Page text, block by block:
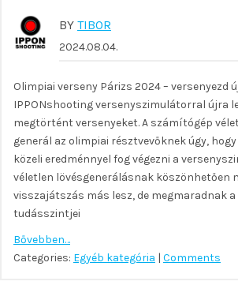
BY TIBOR
2024.08.04.
Olimpiai verseny Párizs 2024 – versenyezd
IPPONshooting versenyszimulátorral újra
megtörtént versenyeket. A számítógép
generál az olimpiai résztvevőknek úgy,
közeli eredménnyel fog végezni a
véletlen lövésgenerálásnak köszönhetően
visszajátszás más lesz, de megmaradnak
tudásszintjei
Bővebben…
Categories: Egyéb kategória | Comments